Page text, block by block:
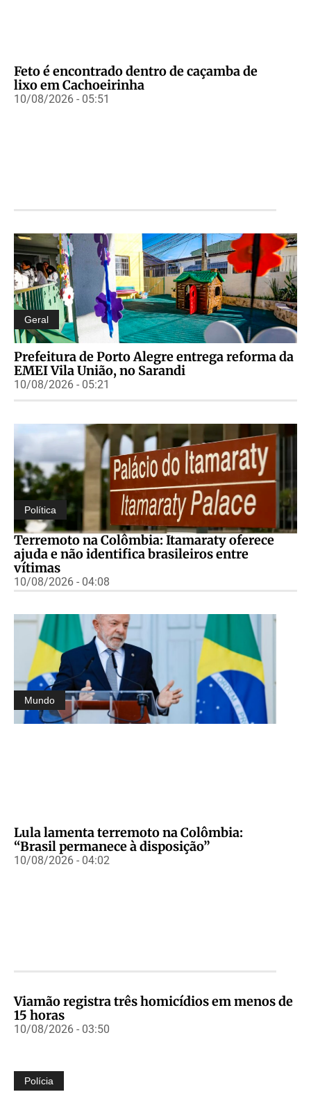
Feto é encontrado dentro de caçamba de
lixo em Cachoeirinha
10/08/2026 - 05:51
Geral
Prefeitura de Porto Alegre entrega reforma da
EMEI Vila União, no Sarandi
10/08/2026 - 05:21
Política
Terremoto na Colômbia: Itamaraty oferece
ajuda e não identifica brasileiros entre
vítimas
10/08/2026 - 04:08
Mundo
Lula lamenta terremoto na Colômbia:
“Brasil permanece à disposição”
10/08/2026 - 04:02
Polícia
Viamão registra três homicídios em menos de
15 horas
10/08/2026 - 03:50